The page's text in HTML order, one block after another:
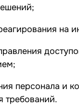
на
персонала и
требований.